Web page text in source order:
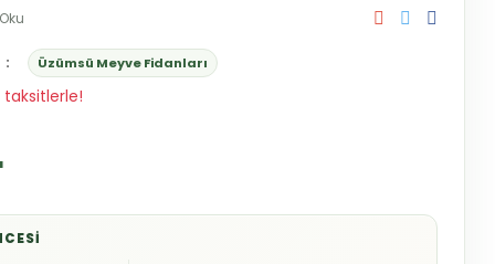
Üzümsü Meyve Fidanları
taksitlerle!